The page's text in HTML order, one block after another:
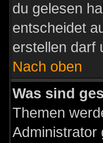
du gelesen
entscheidet
erstellen darf
Nach oben
Was sind
Themen
Administrator